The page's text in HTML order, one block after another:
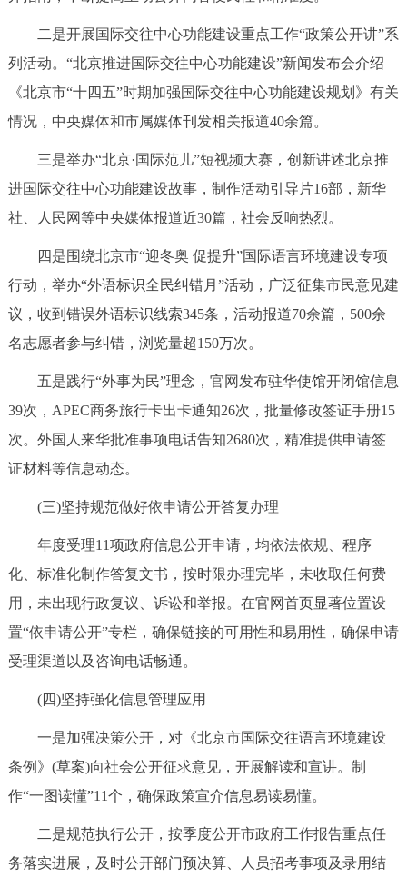
参与调查 在线访谈 图说互动
走进北京
北京概况 十六区概览 人文北京
多语种
ENGLISH 한국어 日本語
DEUTSCH FRANÇAIS РУССКИЙ ЯЗЫК
ESPAÑOL العربية PORTUGUÊS
二是开展国际交往中心功能建设重点工作“政策公开讲”系
列活动。“北京推进国际交往中心功能建设”新闻发布会介绍
《北京市“十四五”时期加强国际交往中心功能建设规划》有关
情况，中央媒体和市属媒体刊发相关报道40余篇。
三是举办“北京·国际范儿”短视频大赛，创新讲述北京推
进国际交往中心功能建设故事，制作活动引导片16部，新华
社、人民网等中央媒体报道近30篇，社会反响热烈。
四是围绕北京市“迎冬奥 促提升”国际语言环境建设专项
行动，举办“外语标识全民纠错月”活动，广泛征集市民意见建
议，收到错误外语标识线索345条，活动报道70余篇，500余
名志愿者参与纠错，浏览量超150万次。
五是践行“外事为民”理念，官网发布驻华使馆开闭馆信息
39次，APEC商务旅行卡出卡通知26次，批量修改签证手册15
次。外国人来华批准事项电话告知2680次，精准提供申请签
证材料等信息动态。
(三)坚持规范做好依申请公开答复办理
年度受理11项政府信息公开申请，均依法依规、程序
化、标准化制作答复文书，按时限办理完毕，未收取任何费
用，未出现行政复议、诉讼和举报。在官网首页显著位置设
置“依申请公开”专栏，确保链接的可用性和易用性，确保申请
受理渠道以及咨询电话畅通。
(四)坚持强化信息管理应用
一是加强决策公开，对《北京市国际交往语言环境建设
条例》(草案)向社会公开征求意见，开展解读和宣讲。制
作“一图读懂”11个，确保政策宣介信息易读易懂。
二是规范执行公开，按季度公开市政府工作报告重点任
务落实进展，及时公开部门预决算、人员招考事项及录用结